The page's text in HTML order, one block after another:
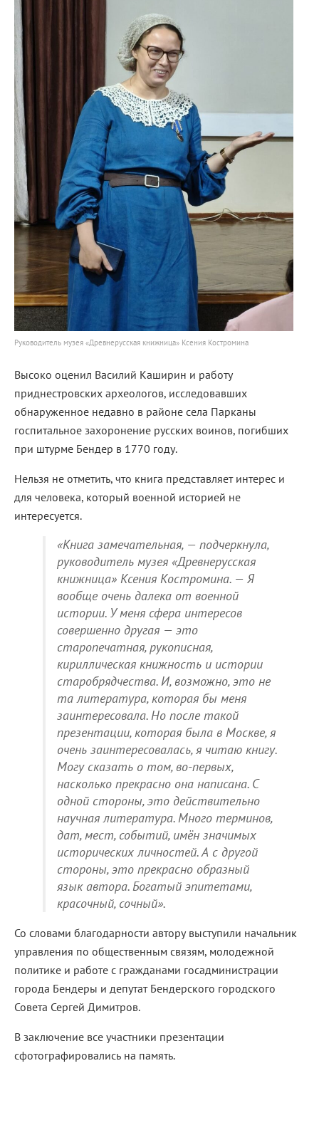
Руководитель музея «Древнерусская книжница» Ксения Костромина
Высоко оценил Василий Каширин и работу
приднестровских археологов, исследовавших
обнаруженное недавно в районе села Парканы
госпитальное захоронение русских воинов, погибших
при штурме Бендер в 1770 году.
Нельзя не отметить, что книга представляет интерес и
для человека, который военной историей не
интересуется.
«Книга замечательная, — подчеркнула,
руководитель музея «Древнерусская
книжница» Ксения Костромина. — Я
вообще очень далека от военной
истории. У меня сфера интересов
совершенно другая — это
старопечатная, рукописная,
кириллическая книжность и истории
старобрядчества. И, возможно, это не
та литература, которая бы меня
заинтересовала. Но после такой
презентации, которая была в Москве, я
очень заинтересовалась, я читаю книгу.
Могу сказать о том, во-первых,
насколько прекрасно она написана. С
одной стороны, это действительно
научная литература. Много терминов,
дат, мест, событий, имён значимых
исторических личностей. А с другой
стороны, это прекрасно образный
язык автора. Богатый эпитетами,
красочный, сочный».
Со словами благодарности автору выступили начальник
управления по общественным связям, молодежной
политике и работе с гражданами госадминистрации
города Бендеры и депутат Бендерского городского
Совета Сергей Димитров.
В заключение все участники презентации
сфотографировались на память.